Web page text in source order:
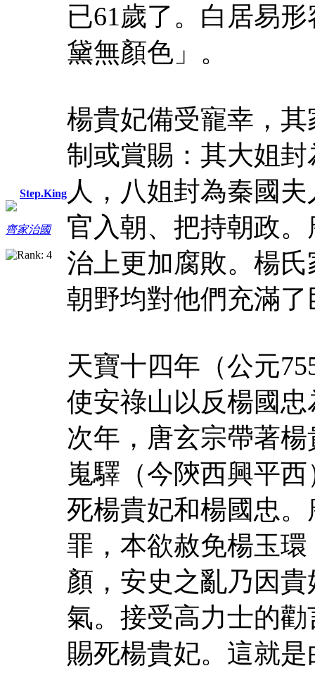
Step.King
齊家治國
已61歲了。白居易
黛無顏色」。
楊貴妃備受寵幸，
制或賞賜：其大姐
人，八姐封為秦國
官入朝、把持朝政
治上更加腐敗。楊
朝野均對他們充滿
天寶十四年（公元
使安祿山以反楊國
次年，唐玄宗帶著
嵬驛（今陝西興平
死楊貴妃和楊國忠
罪，本欲赦免楊玉
顏，安史之亂乃因
氣。接受高力士的
賜死楊貴妃。這就